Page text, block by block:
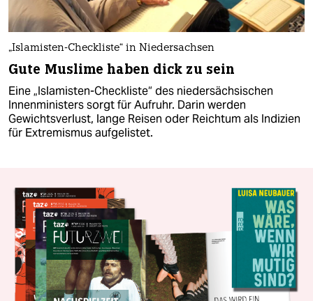
„Islamisten-Checkliste“ in Niedersachsen
Gute Muslime haben dick zu sein
Eine „Islamisten-Checkliste“ des niedersächsischen
Innenministers sorgt für Aufruhr. Darin werden
Gewichtsverlust, lange Reisen oder Reichtum als Indizien
für Extremismus aufgelistet.